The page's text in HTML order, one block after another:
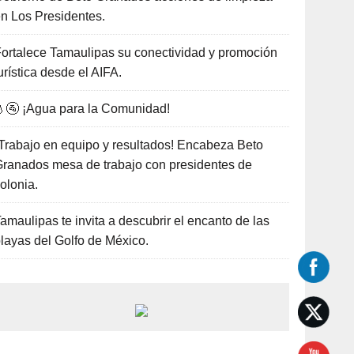
Los Presidentes.
Tamaulipas su conectividad y promoción
desde el AIFA.
¡Agua para la Comunidad!
en equipo y resultados! Encabeza Beto
mesa de trabajo con presidentes de
te invita a descubrir el encanto de las
del Golfo de México.